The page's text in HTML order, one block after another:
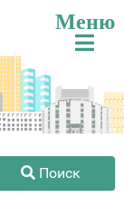
Поиск